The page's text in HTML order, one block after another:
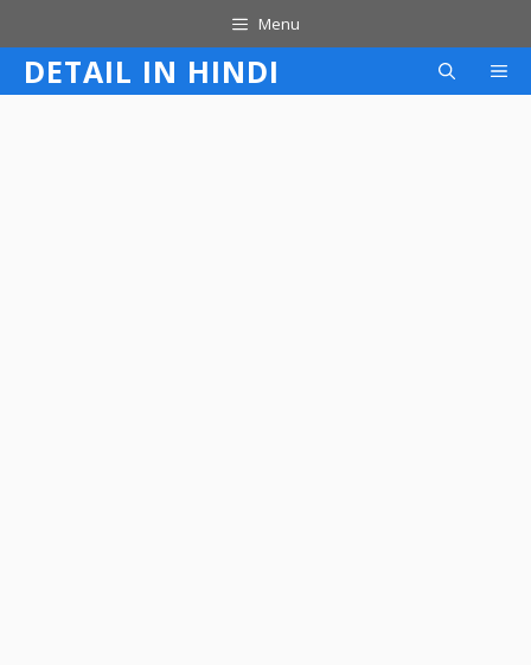
to
content
Menu
DETAIL IN HINDI